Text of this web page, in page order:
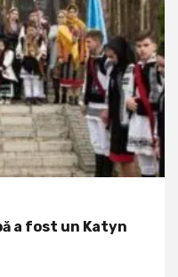
a fost un Katyn